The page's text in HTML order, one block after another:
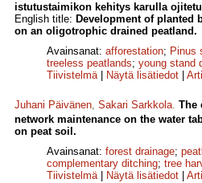
istutustaimikon kehitys karulla
English title: Development of planted
on an oligotrophic drained peatland.
Avainsanat: afforestation; Pinus
treeless peatlands; young stand
Tiivistelmä| Näytä lisätiedot
Juhani Päivänen, Sakari Sarkkola. The
network maintenance on the water
on peat soil.
Avainsanat: forest drainage;
complementary ditching; tree
Tiivistelmä| Näytä lisätiedot